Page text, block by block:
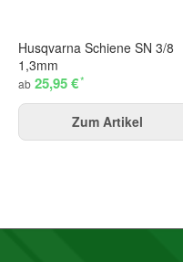
Husqvarna Schiene SN 3/8
1,3mm
ab 25,95 €*
Zum Artikel